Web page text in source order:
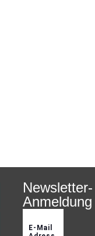
Newsletter-
Anmeldung